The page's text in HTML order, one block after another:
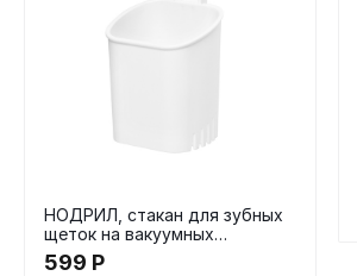
НОДРИЛ, стакан для зубных
щеток на вакуумных
присосках, белый
599 Р